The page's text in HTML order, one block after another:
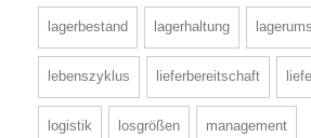
lagerbestand lagerhaltung
lebenszyklus lieferbereitschaft
logistik losgrößen management